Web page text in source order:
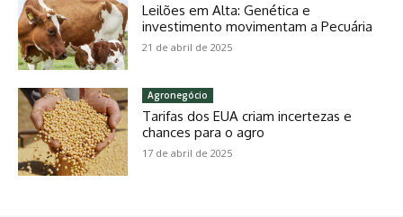
Leilões em Alta: Genética e
investimento movimentam a Pecuária
21 de abril de 2025
Agronegócio
Tarifas dos EUA criam incertezas e
chances para o agro
17 de abril de 2025